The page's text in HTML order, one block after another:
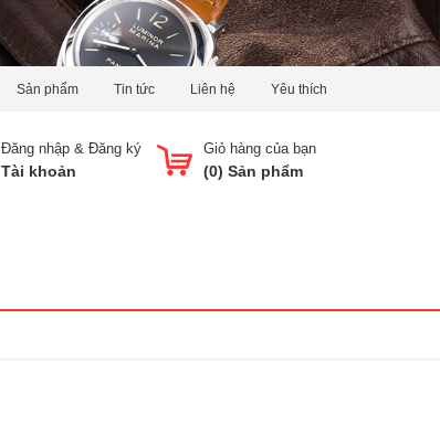
Sản phẩm Tin tức Liên hệ Yêu thích
Giỏ hàng của bạn
(0) Sản phẩm
Đăng nhập & Đăng ký
Tài khoản